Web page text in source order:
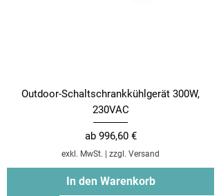
Outdoor-Schaltschrankkühlgerät 300W,
230VAC
ab 996,60 €
Sale-Preis
exkl. MwSt. | zzgl. Versand
In den Warenkorb